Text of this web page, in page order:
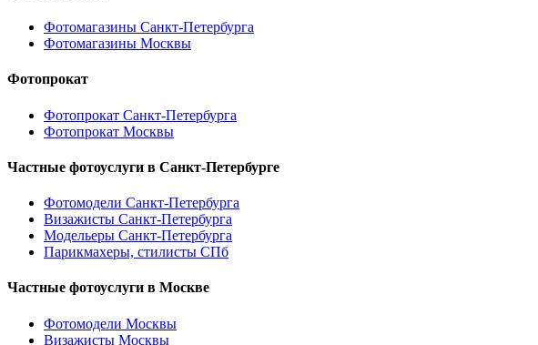
Фотомагазины Санкт-Петербурга
Фотомагазины Москвы
Фотопрокат
Фотопрокат Санкт-Петербурга
Фотопрокат Москвы
Частные фотоуслуги в Санкт-Петербурге
Фотомодели Санкт-Петербурга
Визажисты Санкт-Петербурга
Модельеры Санкт-Петербурга
Парикмахеры, стилисты СПб
Частные фотоуслуги в Москве
Фотомодели Москвы
Визажисты Москвы